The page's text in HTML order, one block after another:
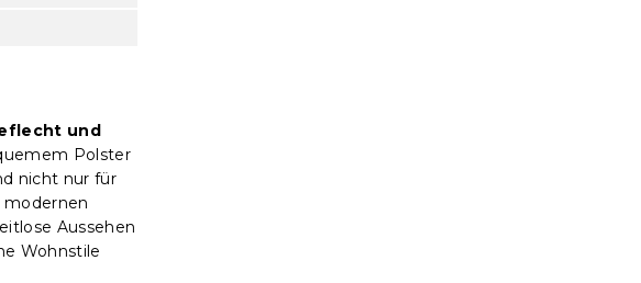
und
Polster
nicht nur für
modernen
Aussehen
Wohnstile